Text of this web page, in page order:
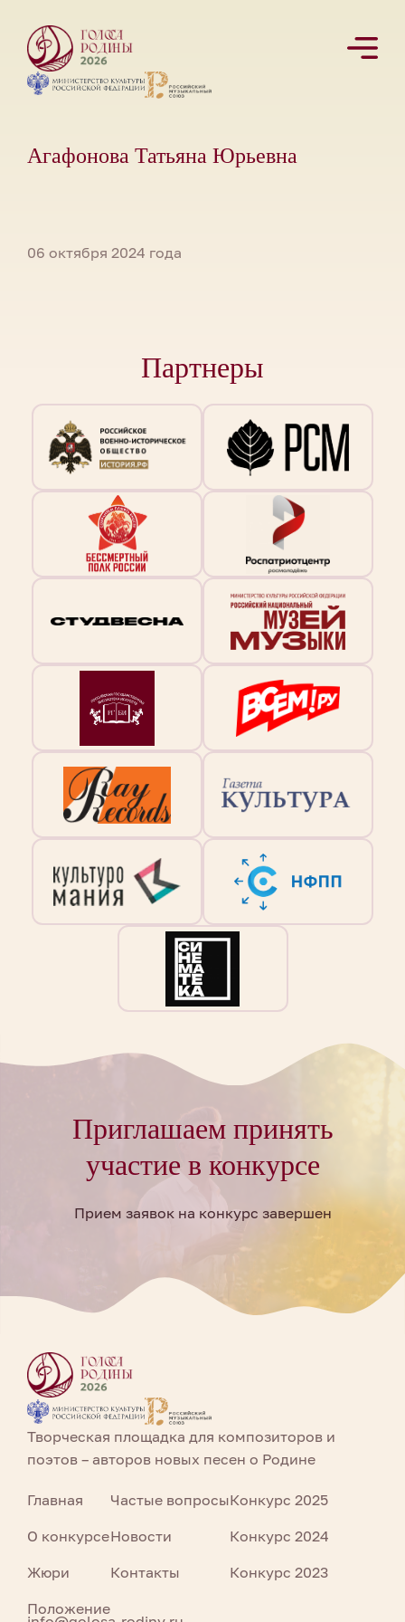
Агафонова Татьяна Юрьевна
06 октября 2024 года
Партнеры
Приглашаем принять
участие в конкурсе
Прием заявок на конкурс завершен
Творческая площадка для композиторов и
поэтов – авторов новых песен о Родине
Главная
О конкурсе
Жюри
Положение
Частые вопросы
Новости
Контакты
Конкурс 2025
Конкурс 2024
Конкурс 2023